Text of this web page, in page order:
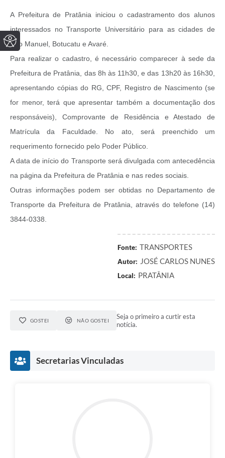
A Prefeitura de Pratânia iniciou o cadastramento dos alunos
interessados no Transporte Universitário para as cidades de
São Manuel, Botucatu e Avaré.
Para realizar o cadastro, é necessário comparecer à sede da
Prefeitura de Pratânia, das 8h às 11h30, e das 13h20 às 16h30,
apresentando cópias do RG, CPF, Registro de Nascimento (se
for menor, terá que apresentar também a documentação dos
responsáveis), Comprovante de Residência e Atestado de
Matrícula da Faculdade. No ato, será preenchido um
requerimento fornecido pelo Poder Público.
A data de início do Transporte será divulgada com antecedência
na página da Prefeitura de Pratânia e nas redes sociais.
Outras informações podem ser obtidas no Departamento de
Transporte da Prefeitura de Pratânia, através do telefone (14)
3844-0338.
Fonte: TRANSPORTES
Autor: JOSÉ CARLOS NUNES
Local: PRATÂNIA
GOSTEI NÃO GOSTEI
Seja o primeiro a curtir esta
notícia.
Secretarias Vinculadas